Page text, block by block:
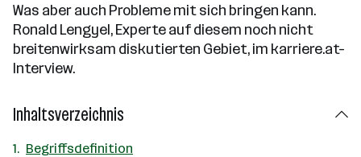
Inhaltsverzeichnis
Begriffsdefinition
Was aber auch Probleme mit sich bringen kann.
Ronald Lengyel, Experte auf diesem noch nicht
breitenwirksam diskutierten Gebiet, im karriere.at-
Interview.